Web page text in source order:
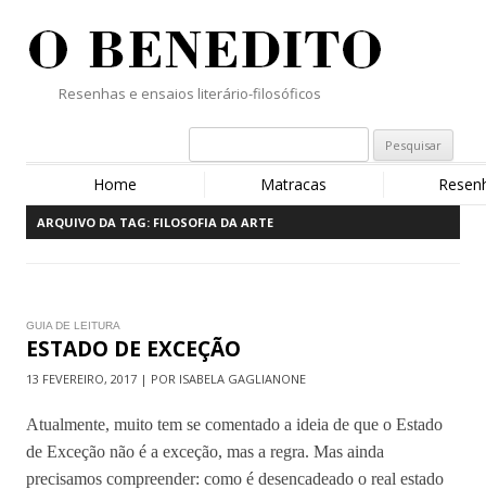
Resenhas e ensaios literário-filosóficos
Home Matracas
ARQUIVO DA TAG: FILOSOFIA DA ARTE
GUIA DE LEITURA
ESTADO DE EXCEÇÃO
13 FEVEREIRO, 2017 | POR ISABELA GAGLIANONE
Atualmente, muito tem se comentado a ideia de que o Estado
de Exceção não é a exceção, mas a regra. Mas ainda
precisamos compreender: como é desencadeado o real estado